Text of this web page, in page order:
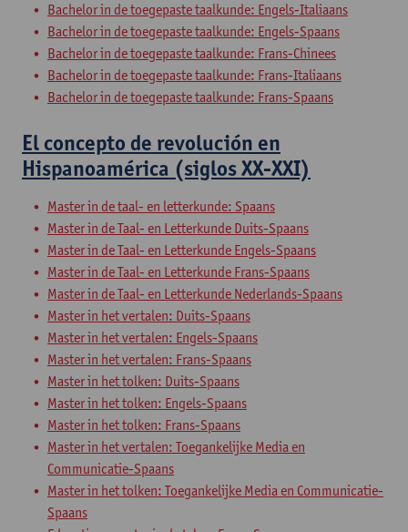
Bachelor in de toegepaste taalkunde: Engels-Italiaans
Bachelor in de toegepaste taalkunde: Engels-Spaans
Bachelor in de toegepaste taalkunde: Frans-Chinees
Bachelor in de toegepaste taalkunde: Frans-Italiaans
Bachelor in de toegepaste taalkunde: Frans-Spaans
El concepto de revolución en
Hispanoamérica (siglos XX-XXI)
Master in de taal- en letterkunde: Spaans
Master in de Taal- en Letterkunde Duits-Spaans
Master in de Taal- en Letterkunde Engels-Spaans
Master in de Taal- en Letterkunde Frans-Spaans
Master in de Taal- en Letterkunde Nederlands-Spaans
Master in het vertalen: Duits-Spaans
Master in het vertalen: Engels-Spaans
Master in het vertalen: Frans-Spaans
Master in het tolken: Duits-Spaans
Master in het tolken: Engels-Spaans
Master in het tolken: Frans-Spaans
Master in het vertalen: Toegankelijke Media en
Communicatie-Spaans
Master in het tolken: Toegankelijke Media en Communicatie-
Spaans